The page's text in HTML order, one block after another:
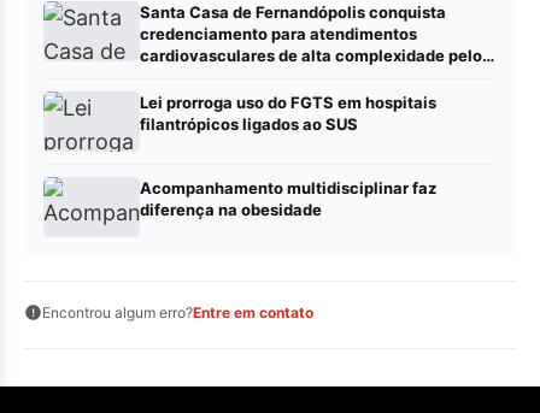
Santa Casa de Fernandópolis conquista
credenciamento para atendimentos
cardiovasculares de alta complexidade pelo
Lei prorroga uso do FGTS em hospitais
filantrópicos ligados ao SUS
Acompanhamento multidisciplinar faz
diferença na obesidade
Encontrou algum erro?Entre em contato